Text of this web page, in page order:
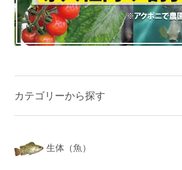
カテゴリーから探す
生体（魚）